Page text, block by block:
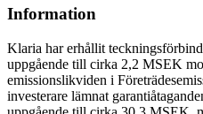
Information
Klaria har erhållit
uppgående till cirka 2,2 MSEK
emissionslikviden i
investerare lämnat